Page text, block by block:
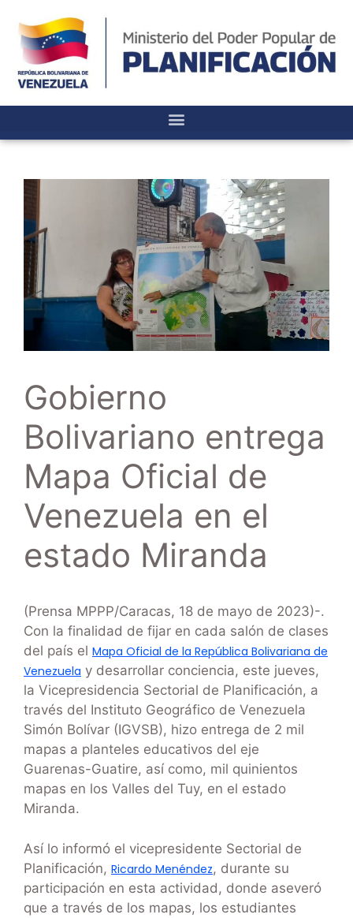
Gobierno
Bolivariano entrega
Mapa Oficial de
Venezuela en el
estado Miranda
(Prensa MPPP/Caracas, 18 de mayo de 2023)-.
Con la finalidad de fijar en cada salón de clases
del país el Mapa Oficial de la República Bolivariana de
Venezuela y desarrollar conciencia, este jueves,
la Vicepresidencia Sectorial de Planificación, a
través del Instituto Geográfico de Venezuela
Simón Bolívar (IGVSB), hizo entrega de 2 mil
mapas a planteles educativos del eje
Guarenas-Guatire, así como, mil quinientos
mapas en los Valles del Tuy, en el estado
Miranda.
Así lo informó el vicepresidente Sectorial de
Planificación, Ricardo Menéndez, durante su
participación en esta actividad, donde aseveró
que a través de los mapas, los estudiantes